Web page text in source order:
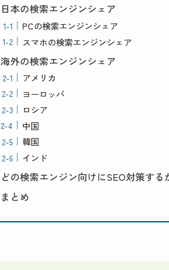
日本の検索エンジンシェア
PCの検索エンジンシェア
スマホの検索エンジンシェア
海外の検索エンジンシェア
アメリカ
ヨーロッパ
ロシア
中国
韓国
インド
どの検索エンジン向けにSEO対策する
まとめ